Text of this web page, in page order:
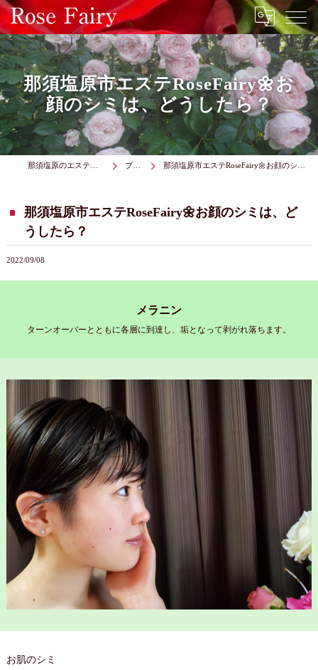
那須塩原市エステRoseFairy🌼お
顔のシミは、どうしたら？
ブログ 那須塩原市エステRoseFairy🌼お顔のシミは、どうしたら？
那須塩原市エステRoseFairy🌼お顔のシミは、ど
うしたら？
2022/09/08
メラニン
ターンオーバーとともに各層に到達し、垢となって剥がれ落ちます。
お肌のシミ